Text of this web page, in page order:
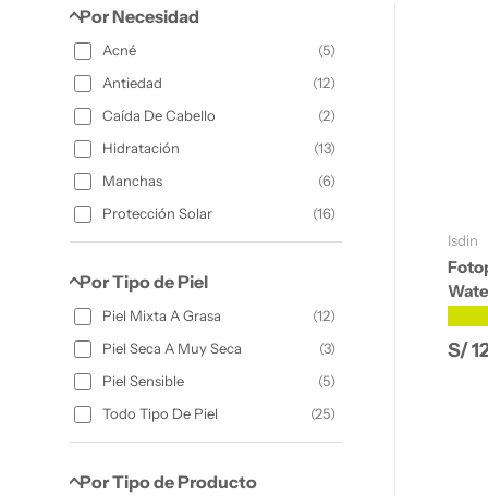
Por Necesidad
Acné (5)
Antiedad
(12)
Caída De Cabello
(2)
Hidratación
(13)
Manchas
(6)
Protección Solar
(16)
Por Tipo de Piel
Piel Mixta A Grasa (12)
Piel Seca A Muy Seca
(3)
Piel Sensible
(5)
Todo Tipo De Piel
(25)
Por Tipo de Producto
Isdin
S/